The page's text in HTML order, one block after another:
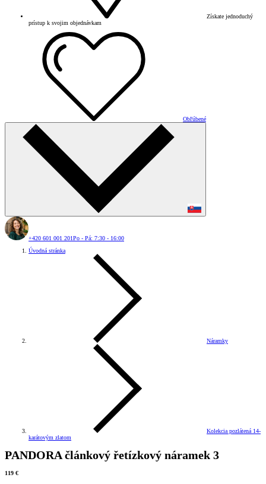
Získate jednoduchý
prístup k svojim objednávkam
Obľúbené
+420 601 001 201Po - Pá: 7:30 - 16:00
Úvodná stránka
Náramky
Kolekcia pozlátená 14-
karátovým zlatom
PANDORA článkový řetízkový náramek 3
119 €